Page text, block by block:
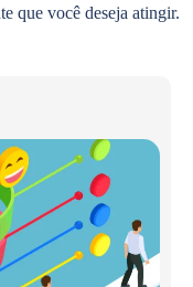
que você deseja atingir.